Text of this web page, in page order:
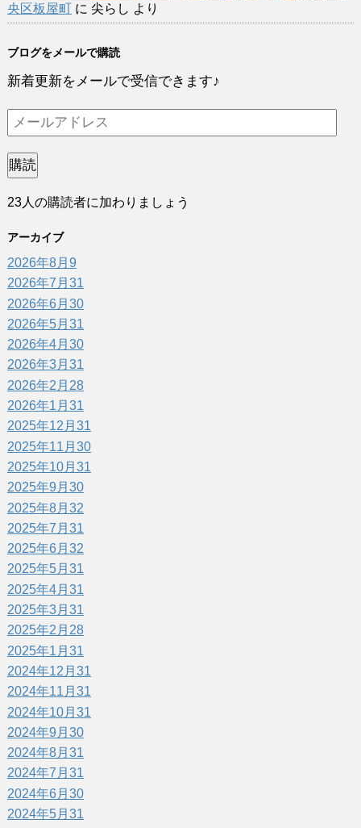
央区板屋町に 尖らし より
ブログをメールで購読
新着更新をメールで受信できます♪
メ
ー
ル
ド
レ
ス
購読
23人の購読者に加わりましょう
アーカイブ
2026年8月 9
2026年7月 31
2026年6月 30
2026年5月 31
2026年4月 30
2026年3月 31
2026年2月 28
2026年1月 31
2025年12月 31
2025年11月 30
2025年10月 31
2025年9月 30
2025年8月 32
2025年7月 31
2025年6月 32
2025年5月 31
2025年4月 31
2025年3月 31
2025年2月 28
2025年1月 31
2024年12月 31
2024年11月 31
2024年10月 31
2024年9月 30
2024年8月 31
2024年7月 31
2024年6月 30
2024年5月 31